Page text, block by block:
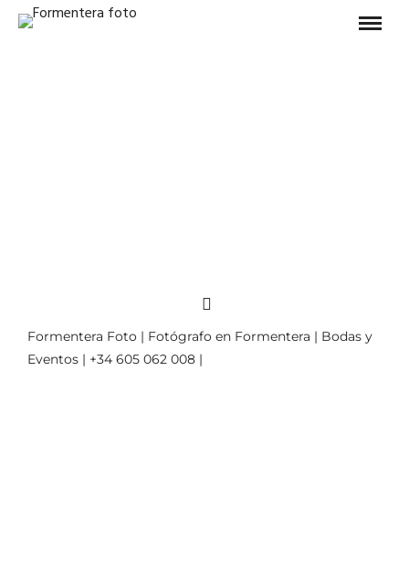
Formentera Foto | Fotógrafo en Formentera | Bodas y
Eventos | +34 605 062 008 |